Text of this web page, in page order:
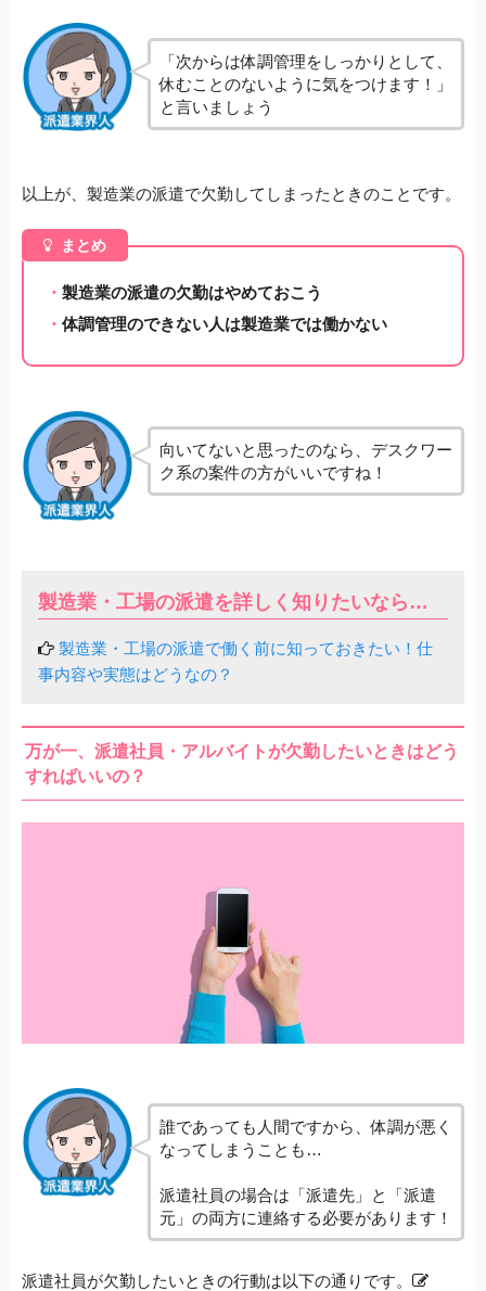
「次からは体調管理をしっかりとして、
休むことのないように気をつけます！」
と言いましょう
以上が、製造業の派遣で欠勤してしまったときのことです。
まとめ
製造業の派遣の欠勤はやめておこう
体調管理のできない人は製造業では働かない
向いてないと思ったのなら、デスクワー
ク系の案件の方がいいですね！
製造業・工場の派遣を詳しく知りたいなら…
製造業・工場の派遣で働く前に知っておきたい！仕
事内容や実態はどうなの？
万が一、派遣社員・アルバイトが欠勤したいときはどう
すればいいの？
誰であっても人間ですから、体調が悪く
なってしまうことも…
派遣社員の場合は「派遣先」と「派遣
元」の両方に連絡する必要があります！
派遣社員が欠勤したいときの行動は以下の通りです。